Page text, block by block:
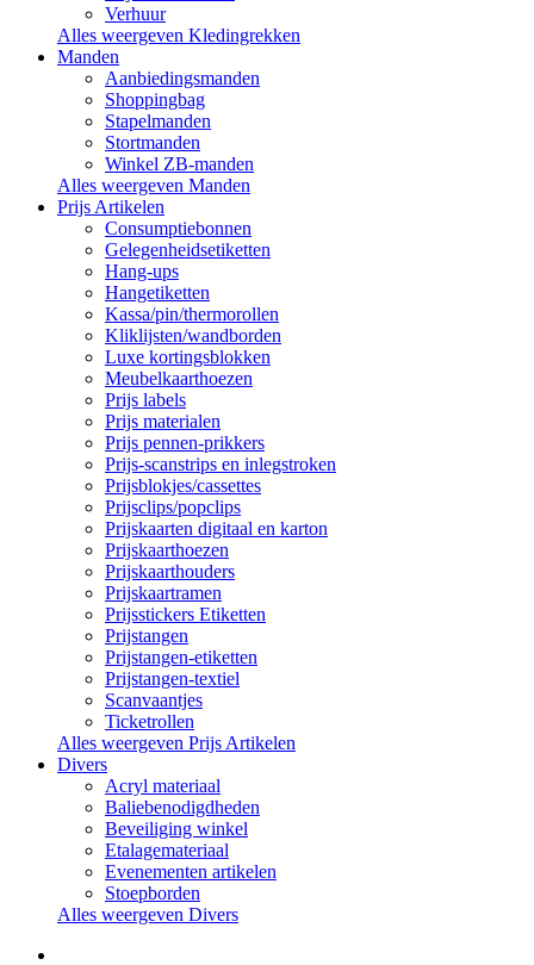
Verhuur
Alles weergeven Kledingrekken
Manden
Aanbiedingsmanden
Shoppingbag
Stapelmanden
Stortmanden
Winkel ZB-manden
Alles weergeven Manden
Prijs Artikelen
Consumptiebonnen
Gelegenheidsetiketten
Hang-ups
Hangetiketten
Kassa/pin/thermorollen
Kliklijsten/wandborden
Luxe kortingsblokken
Meubelkaarthoezen
Prijs labels
Prijs materialen
Prijs pennen-prikkers
Prijs-scanstrips en inlegstroken
Prijsblokjes/cassettes
Prijsclips/popclips
Prijskaarten digitaal en karton
Prijskaarthoezen
Prijskaarthouders
Prijskaartramen
Prijsstickers Etiketten
Prijstangen
Prijstangen-etiketten
Prijstangen-textiel
Scanvaantjes
Ticketrollen
Alles weergeven Prijs Artikelen
Divers
Acryl materiaal
Baliebenodigdheden
Beveiliging winkel
Etalagemateriaal
Evenementen artikelen
Stoepborden
Alles weergeven Divers